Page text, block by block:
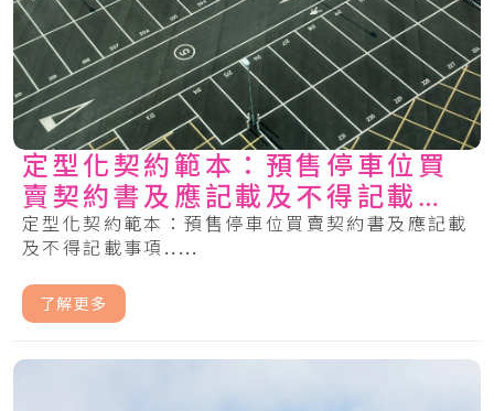
定型化契約範本：預售停車位買
賣契約書及應記載及不得記載事
項
定型化契約範本：預售停車位買賣契約書及應記載
及不得記載事項.....
了解更多